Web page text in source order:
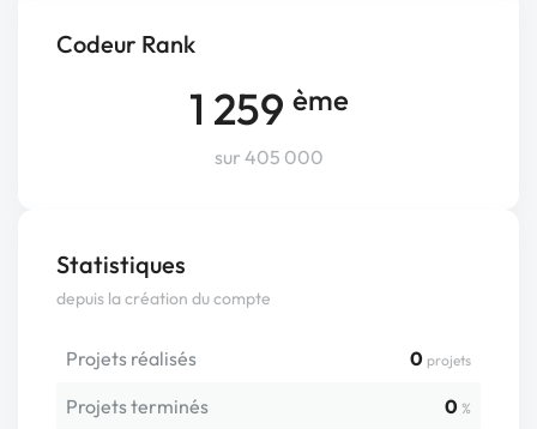
Codeur Rank
1 259 ème
sur 405 000
Statistiques
depuis la création du compte
Projets réalisés 0 projets
Projets terminés 0 %